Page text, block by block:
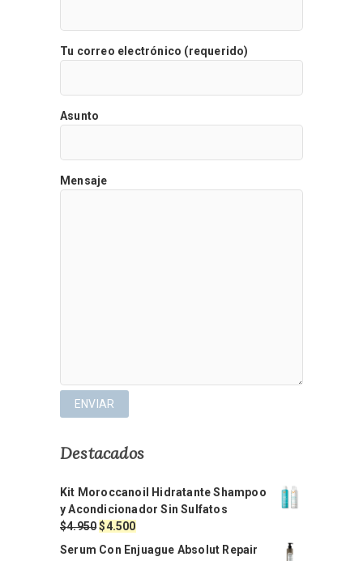
Tu correo electrónico (requerido)
Asunto
Mensaje
Destacados
Kit Moroccanoil Hidratante Shampoo
y Acondicionador Sin Sulfatos
$4.950El
precio
$4.500El
precio
Serum Con Enjuague Absolut Repair